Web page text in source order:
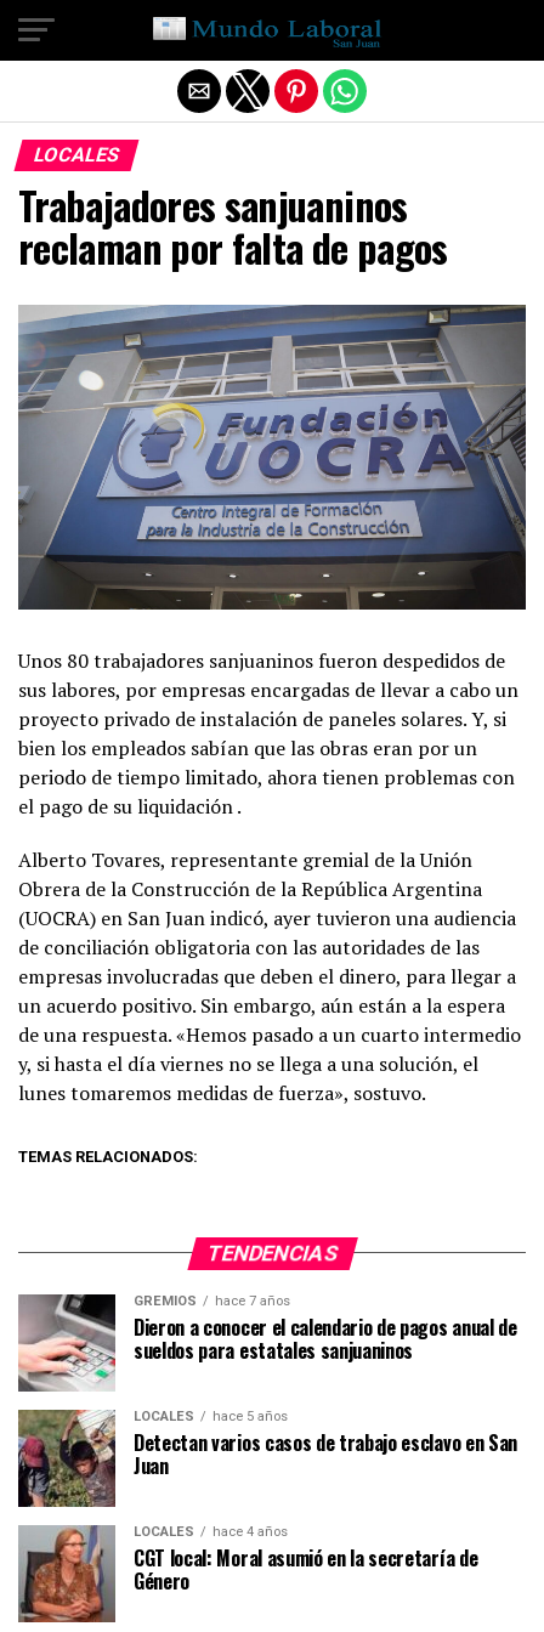
LOCALES
Trabajadores sanjuaninos
reclaman por falta de pagos
Unos 80 trabajadores sanjuaninos fueron despedidos de
sus labores, por empresas encargadas de llevar a cabo un
proyecto privado de instalación de paneles solares. Y, si
bien los empleados sabían que las obras eran por un
periodo de tiempo limitado, ahora tienen problemas con
el pago de su liquidación .
Alberto Tovares, representante gremial de la Unión
Obrera de la Construcción de la República Argentina
(UOCRA) en San Juan indicó, ayer tuvieron una audiencia
de conciliación obligatoria con las autoridades de las
empresas involucradas que deben el dinero, para llegar a
un acuerdo positivo. Sin embargo, aún están a la espera
de una respuesta. «Hemos pasado a un cuarto intermedio
y, si hasta el día viernes no se llega a una solución, el
lunes tomaremos medidas de fuerza», sostuvo.
TEMAS RELACIONADOS:
TENDENCIAS
GREMIOS hace 7 años
Dieron a conocer el calendario de pagos anual de
sueldos para estatales sanjuaninos
LOCALES hace 5 años
Detectan varios casos de trabajo esclavo en San
Juan
LOCALES hace 4 años
CGT local: Moral asumió en la secretaría de
Género
Salir de la versión móvil